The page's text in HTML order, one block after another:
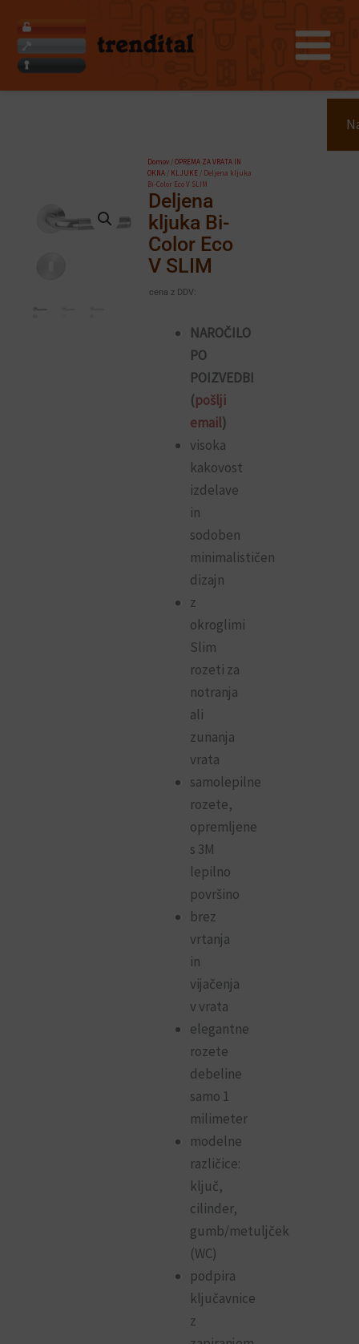
content
Deljena
kljuka Bi-
Color Eco
V SLIM
Domov/OPREMA ZA VRATA IN
OKNA/ KLJUKE/ Deljena kljuka
Bi-Color Eco V SLIM
cena z DDV:
NAROČILO
PO
POIZVEDBI
(pošlji
email)
visoka
kakovost
izdelave
in
sodoben
minimalističen
dizajn
z
okroglimi
Slim
rozeti za
notranja
ali
zunanja
vrata
samolepilne
rozete,
opremljene
s 3M
lepilno
površino
brez
vrtanja
in
vijačenja
v vrata
elegantne
rozete
debeline
samo 1
milimeter
modelne
različice:
ključ,
cilinder,
gumb/metuljček
(WC)
podpira
ključavnice
z